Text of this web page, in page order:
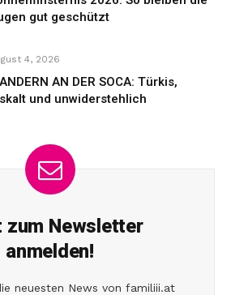
gut geschützt
4, 2026
AN DER SOCA: Türkis,
und unwiderstehlich
Newsletter
anmelden!
neuesten News von familiii.at